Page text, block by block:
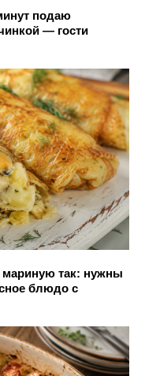
подаю
— гости
мариную так: нужны
блюдо с